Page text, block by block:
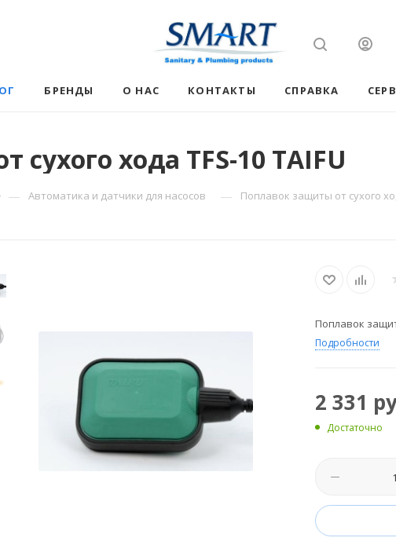
БРЕНДЫ О НАС КОНТАКТЫ СПРАВКА
хода TFS-10 TAIFU
— Автоматика и датчики для насосов — Поплавок защиты от сухого
Поплавок
Подробности
2 331
Достаточно